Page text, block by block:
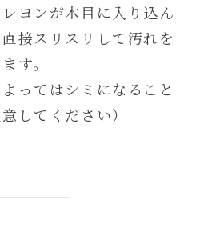
ヨンが木目に入り込ん
接スリスリして汚れを
す。
ってはシミになること
してください）